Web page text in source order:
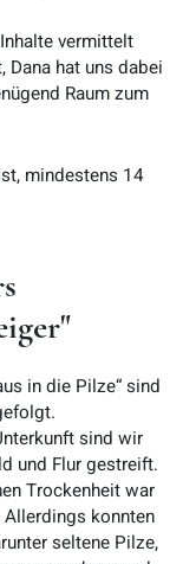
vermittelt
Dana hat uns dabei
Raum zum
mindestens 14
in die Pilze“ sind
sind wir
und Flur gestreift.
Trockenheit war
konnten
seltene Pilze,